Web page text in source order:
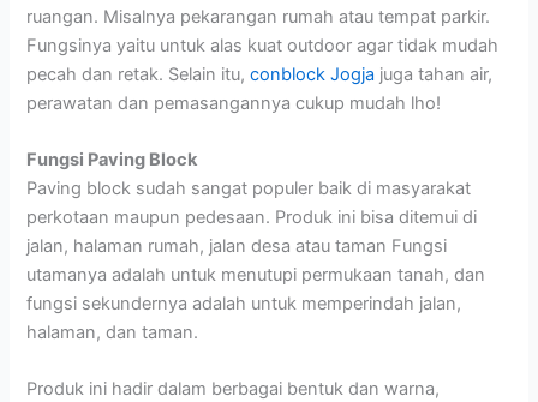
ruangan. Misalnya pekarangan rumah atau tempat parkir.
Fungsinya yaitu untuk alas kuat outdoor agar tidak mudah
pecah dan retak. Selain itu,conblock Jogja juga tahan air,
perawatan dan pemasangannya cukup mudah lho!
Fungsi Paving Block
Paving block sudah sangat populer baik di masyarakat
perkotaan maupun pedesaan. Produk ini bisa ditemui di
jalan, halaman rumah, jalan desa atau taman Fungsi
utamanya adalah untuk menutupi permukaan tanah, dan
fungsi sekundernya adalah untuk memperindah jalan,
halaman, dan taman.
Produk ini hadir dalam berbagai bentuk dan warna,